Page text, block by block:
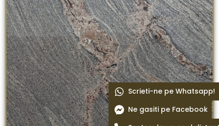
Scrieti-ne pe Whatsapp!
Ne gasiti pe Facebook